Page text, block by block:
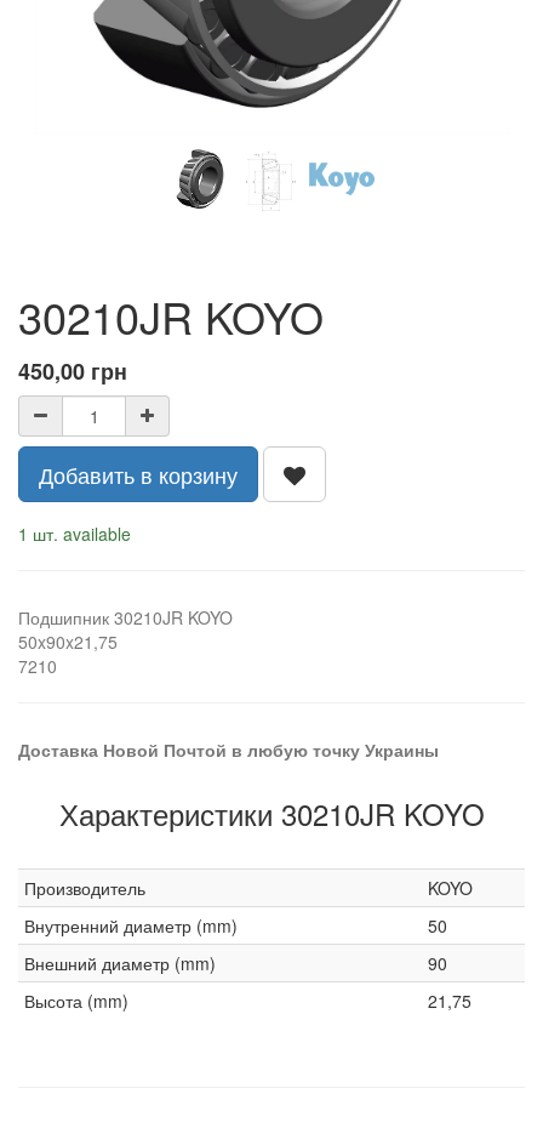
30210JR KOYO
450,00 грн
Добавить в корзину
1 шт. available
Подшипник 30210JR KOYO
50x90x21,75
7210
Доставка Новой Почтой в любую точку Украины
Характеристики 30210JR KOYO
Производитель
KOYO
Внутренний диаметр (mm)
50
Внешний диаметр (mm)
90
Высота (mm)
21,75